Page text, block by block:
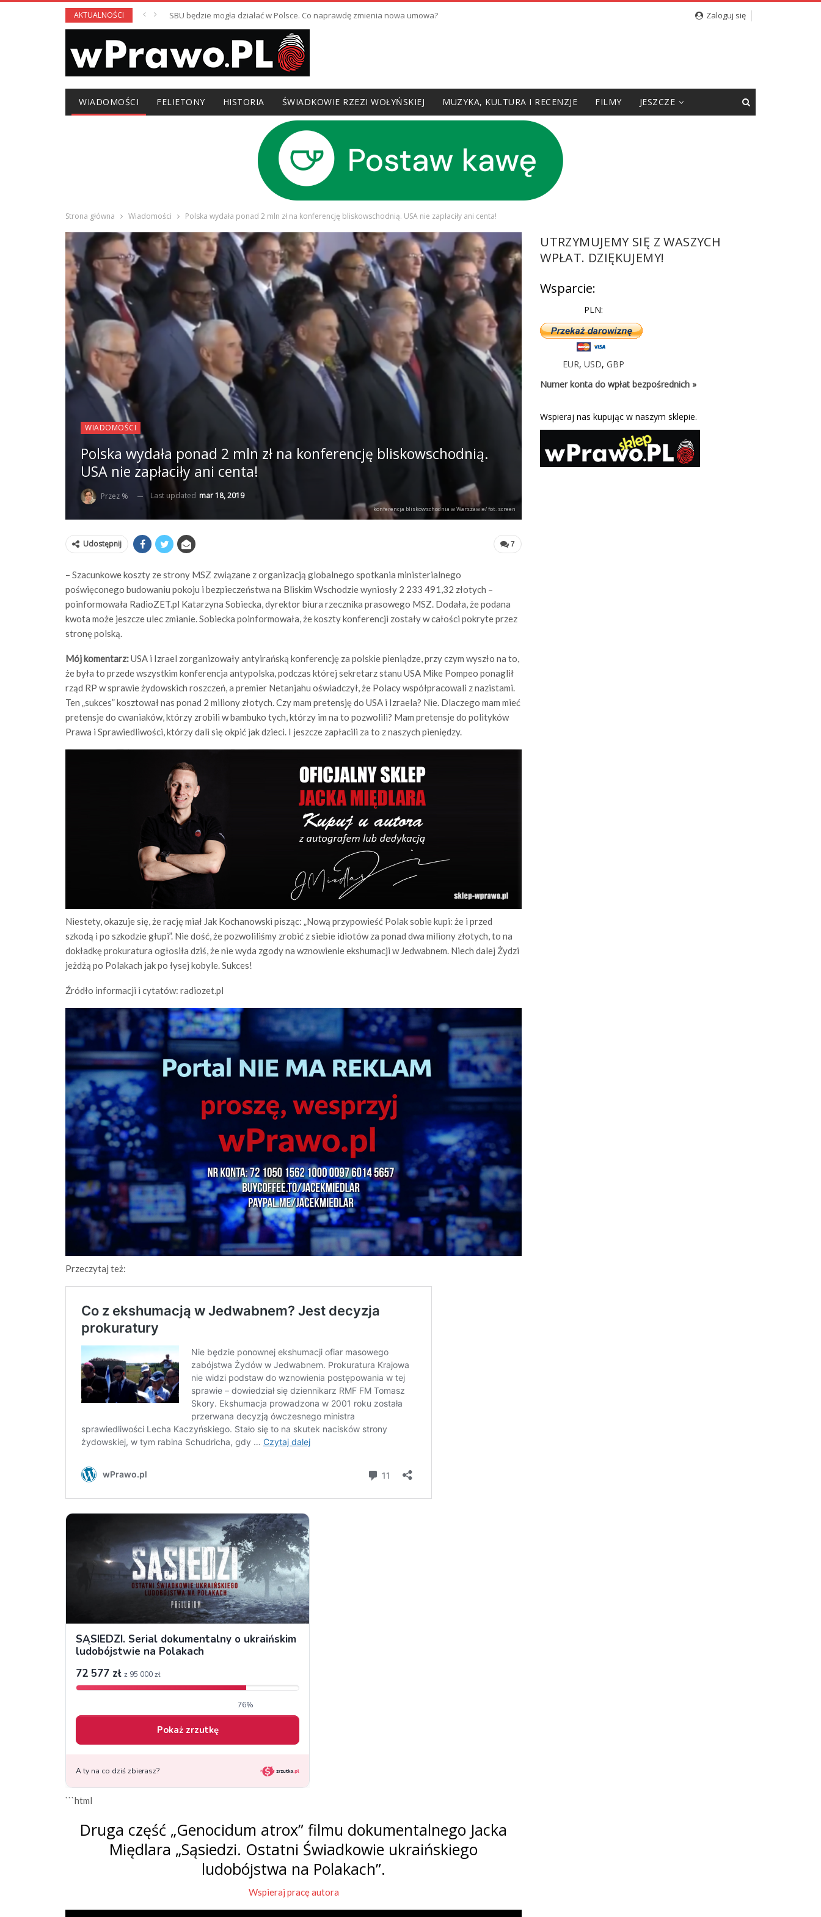
AKTUALNOŚCI SBU będzie mogła działać w Polsce. Co naprawdę zmienia nowa umowa? Zaloguj się
WIADOMOŚCI FELIETONY HISTORIA ŚWIADKOWIE RZEZI WOŁYŃSKIEJ MUZYKA, KULTURA I RECENZJE FILMY JESZCZE
Strona główna Wiadomości Polska wydała ponad 2 mln zł na konferencję bliskowschodnią. USA nie zapłaciły ani centa!
WIADOMOŚCI
Polska wydała ponad 2 mln zł na konferencję bliskowschodnią.
USA nie zapłaciły ani centa!
Przez % Last updated mar 18, 2019
konferencja bliskowschodnia w Warszawie/ fot. screen
7
Udostępnij
– Szacunkowe koszty ze strony MSZ związane z organizacją globalnego spotkania ministerialnego
poświęconego budowaniu pokoju i bezpieczeństwa na Bliskim Wschodzie wyniosły 2 233 491,32 złotych –
poinformowała RadioZET.pl Katarzyna Sobiecka, dyrektor biura rzecznika prasowego MSZ. Dodała, że podana
kwota może jeszcze ulec zmianie. Sobiecka poinformowała, że koszty konferencji zostały w całości pokryte przez
stronę polską.
Mój komentarz:USA i Izrael zorganizowały antyirańską konferencję za polskie pieniądze, przy czym wyszło na to,
że była to przede wszystkim konferencja antypolska, podczas której sekretarz stanu USA Mike Pompeo ponaglił
rząd RP w sprawie żydowskich roszczeń, a premier Netanjahu oświadczył, że Polacy współpracowali z nazistami.
Ten „sukces” kosztował nas ponad 2 miliony złotych. Czy mam pretensję do USA i Izraela? Nie. Dlaczego mam mieć
pretensje do cwaniaków, którzy zrobili w bambuko tych, którzy im na to pozwolili? Mam pretensje do polityków
Prawa i Sprawiedliwości, którzy dali się okpić jak dzieci. I jeszcze zapłacili za to z naszych pieniędzy.
Niestety, okazuje się, że rację miał Jak Kochanowski pisząc: „Nową przypowieść Polak sobie kupi: że i przed
szkodą i po szkodzie głupi”. Nie dość, że pozwoliliśmy zrobić z siebie idiotów za ponad dwa miliony złotych, to na
dokładkę prokuratura ogłosiła dziś, że nie wyda zgody na wznowienie ekshumacji w Jedwabnem. Niech dalej Żydzi
jeżdżą po Polakach jak po łysej kobyle. Sukces!
Źródło informacji i cytatów: radiozet.pl
Przeczytaj też:
```html
Druga część „Genocidum atrox” filmu dokumentalnego Jacka
Międlara „Sąsiedzi. Ostatni Świadkowie ukraińskiego
ludobójstwa na Polakach”.
Wspieraj pracę autora
UTRZYMUJEMY SIĘ Z WASZYCH
WPŁAT. DZIĘKUJEMY!
Wsparcie:
PLN:
EUR,USD,GBP
Numer konta do wpłat bezpośrednich »
Wspieraj nas kupując w naszym sklepie.